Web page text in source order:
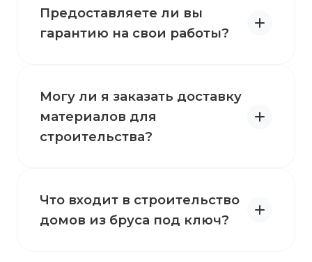
Предоставляете ли вы
гарантию на свои работы?
Могу ли я заказать доставку
материалов для
строительства?
Что входит в строительство
домов из бруса под ключ?